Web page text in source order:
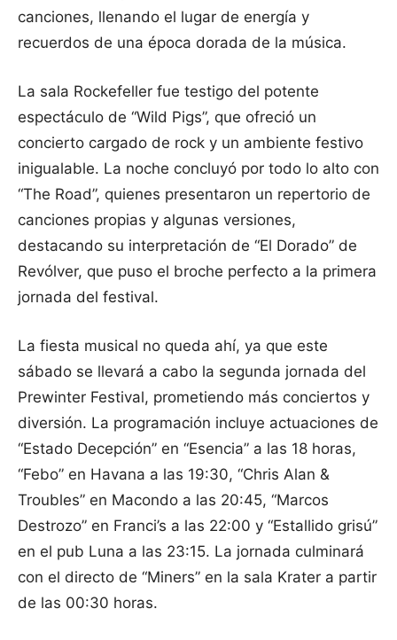
canciones, llenando el lugar de energía y
recuerdos de una época dorada de la música.
La sala Rockefeller fue testigo del potente
espectáculo de “Wild Pigs”, que ofreció un
concierto cargado de rock y un ambiente festivo
inigualable. La noche concluyó por todo lo alto con
“The Road”, quienes presentaron un repertorio de
canciones propias y algunas versiones,
destacando su interpretación de “El Dorado” de
Revólver, que puso el broche perfecto a la primera
jornada del festival.
La fiesta musical no queda ahí, ya que este
sábado se llevará a cabo la segunda jornada del
Prewinter Festival, prometiendo más conciertos y
diversión. La programación incluye actuaciones de
“Estado Decepción” en “Esencia” a las 18 horas,
“Febo” en Havana a las 19:30, “Chris Alan &
Troubles” en Macondo a las 20:45, “Marcos
Destrozo” en Franci’s a las 22:00 y “Estallido grisú”
en el pub Luna a las 23:15. La jornada culminará
con el directo de “Miners” en la sala Krater a partir
de las 00:30 horas.